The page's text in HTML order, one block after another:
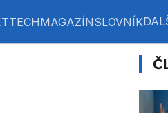
TECHMAGAZÍNSLOVNÍK